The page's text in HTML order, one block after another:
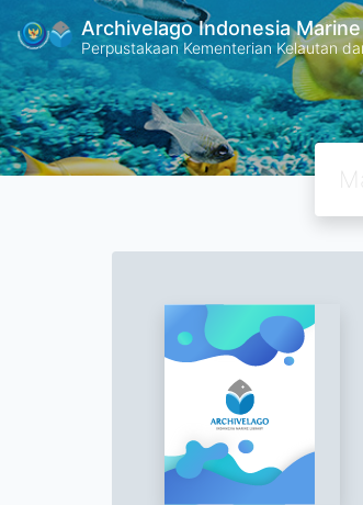
Archivelago Indonesia
Perpustakaan Kementerian Kelautan